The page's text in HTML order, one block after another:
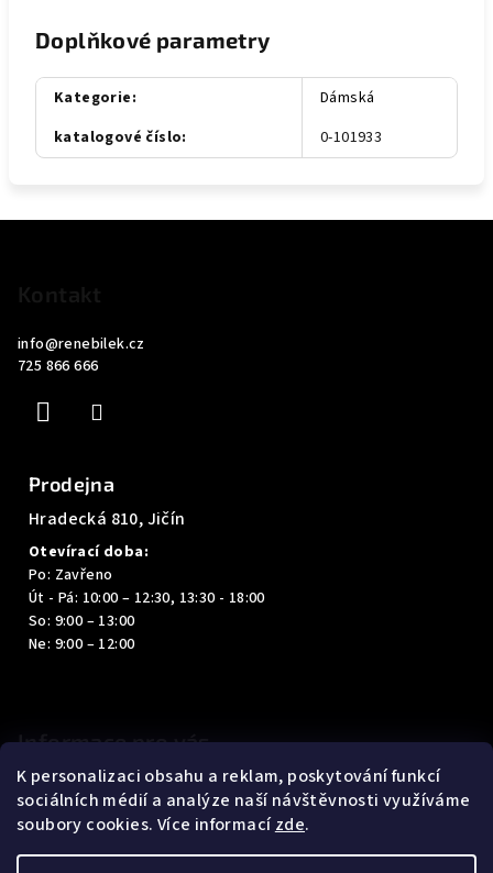
K personalizaci obsahu a reklam, poskytování funkcí
sociálních médií a analýze naší návštěvnosti využíváme
soubory cookies. Více informacízde.
Doplňkové parametry
Kategorie:
Dámská
katalogové číslo: 0-101933
info@renebilek.cz
725 866 666
Prodejna
Hradecká 810, Jičín
Otevírací doba:
Po: Zavřeno
Út - Pá: 10:00 – 12:30, 13:30 - 18:00
So: 9:00 – 13:00
Ne: 9:00 – 12:00
Informace pro vás
Kontakty
Obchodní podmínky